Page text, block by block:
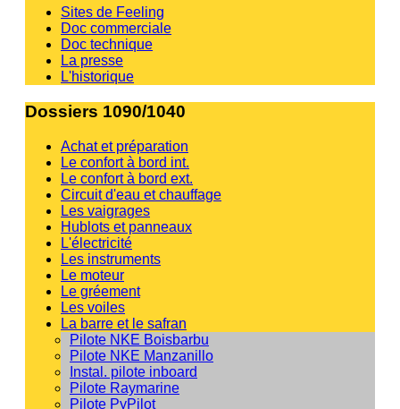
Sites de Feeling
Doc commerciale
Doc technique
La presse
L'historique
Dossiers 1090/1040
Achat et préparation
Le confort à bord int.
Le confort à bord ext.
Circuit d'eau et chauffage
Les vaigrages
Hublots et panneaux
L'électricité
Les instruments
Le moteur
Le gréement
Les voiles
La barre et le safran
Pilote NKE Boisbarbu
Pilote NKE Manzanillo
Instal. pilote inboard
Pilote Raymarine
Pilote PyPilot